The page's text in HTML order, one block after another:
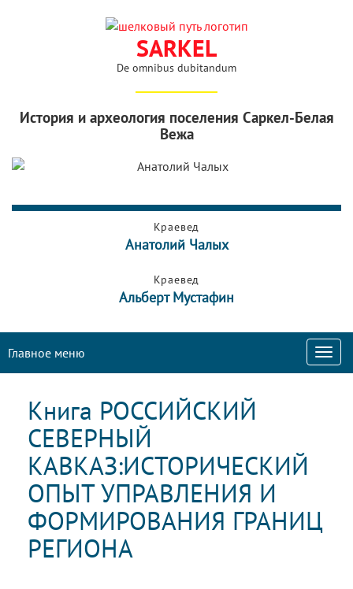
SARKEL
De omnibus dubitandum
История и археология поселения Саркел-Белая
Вежа
Краевед
Анатолий Чалых
Краевед
Альберт Мустафин
Главное меню
Книга РОССИЙСКИЙ
СЕВЕРНЫЙ
КАВКАЗ:ИСТОРИЧЕСКИЙ
ОПЫТ УПРАВЛЕНИЯ И
ФОРМИРОВАНИЯ ГРАНИЦ
РЕГИОНА